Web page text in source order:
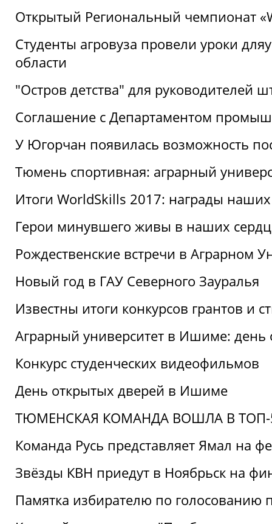
Открытый Региональный чемпионат
Студенты агровуза провели уроки
области
"Остров детства" для руководителей
Соглашение с Департаментом
У Югорчан появилась возможность
Тюмень спортивная: аграрный
Итоги WorldSkills 2017: награды наших
Герои минувшего живы в наших
Рождественские встречи в Аграрном
Новый год в ГАУ Северного Зауралья
Известны итоги конкурсов грантов и
Аграрный университет в Ишиме: день
Конкурс студенческих видеофильмов
День открытых дверей в Ишиме
ТЮМЕНСКАЯ КОМАНДА ВОШЛА В ТОП-
Команда Русь представляет Ямал на
Звёзды КВН приедут в Ноябрьск на
Памятка избирателю по голосованию